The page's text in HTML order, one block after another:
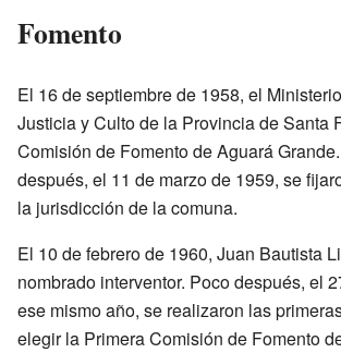
Fomento
El 16 de septiembre de 1958, el
Justicia y Culto de la Provincia de Santa
Comisión de Fomento de Aguará
después, el 11 de marzo de 1959, se
la jurisdicción de la comuna.
El 10 de febrero de 1960, Juan Bautista
nombrado interventor. Poco después, el
ese mismo año, se realizaron las
elegir la Primera Comisión de Fomento